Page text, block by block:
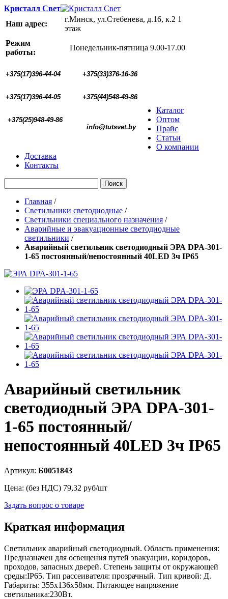
Кристалл Свет
Наш адрес:
г.Минск, ул.Стебенева, д.16, к.2 1
этаж
Режим
работы:
Понедельник-пятница 9.00-17.00
+375(17)396-44-04 +375(33)376-16-36
+375(17)396-44-05 +375(44)548-49-86
+375(25)948-49-86
  info@tutsvet.by
Каталог
Оптом
Прайс
Статьи
О компании
Доставка
Контакты
Поиск
Главная /
Светильники светодиодные /
Светильники специального назначения /
Аварийные и эвакуационные светодиодные
светильники /
Аварийный светильник светодиодный ЭРА DPA-301-
1-65 постоянный/непостоянный 40LED 3ч IP65
Аварийный светильник
светодиодный ЭРА DPA-301-
1-65 постоянный/
непостоянный 40LED 3ч IP65
Артикул: Б0051843
Цена: (без НДС) 79,32 руб/шт
Задать вопрос о товаре
Краткая информация
Светильник аварийный светодиодный. Область применения:
Предназначен для освещения путей эвакуации, коридоров,
проходов, запасных дверей. Степень защиты от окружающей
среды:IP65. Тип рассеивателя: прозрачный. Тип кривой: Д.
Габариты: 355x136x58мм. Питающее напряжение
светильника:230Вт.